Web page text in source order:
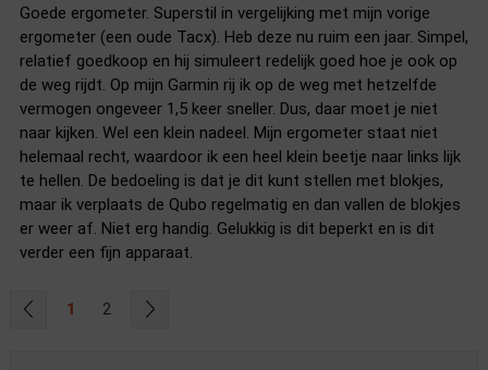
Goede ergometer. Superstil in vergelijking met mijn vorige
ergometer (een oude Tacx). Heb deze nu ruim een jaar. Simpel,
relatief goedkoop en hij simuleert redelijk goed hoe je ook op
de weg rijdt. Op mijn Garmin rij ik op de weg met hetzelfde
vermogen ongeveer 1,5 keer sneller. Dus, daar moet je niet
naar kijken. Wel een klein nadeel. Mijn ergometer staat niet
helemaal recht, waardoor ik een heel klein beetje naar links lijk
te hellen. De bedoeling is dat je dit kunt stellen met blokjes,
maar ik verplaats de Qubo regelmatig en dan vallen de blokjes
er weer af. Niet erg handig. Gelukkig is dit beperkt en is dit
verder een fijn apparaat.
1 2